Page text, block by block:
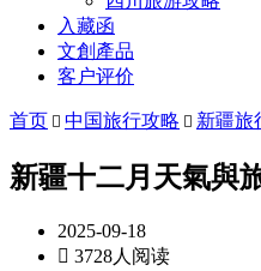
入藏函
文創產品
客户评价
首页  中国旅行攻略  新疆旅
新疆十二月天氣與
2025-09-18
 3728人阅读